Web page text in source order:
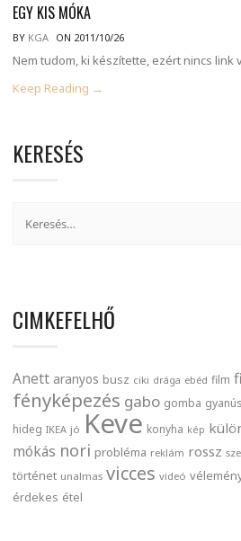
EGY KIS MÓKA
BY KGA ON 2011/10/26
Nem tudom, ki készítette, ezért nincs link
Keep Reading →
KERESÉS
CIMKEFELHŐ
Anett aranyos busz ciki drága ebéd film
fényképezés gabo gomba gyanús
hideg IKEA jó Keve konyha kép
mókás nori probléma reklám rossz
történet unalmas vicces videó
érdekes étel